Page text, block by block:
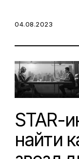
POSTED ON:
04.08.2023
STAR-
найти